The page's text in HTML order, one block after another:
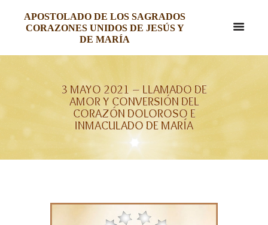
APOSTOLADO DE LOS SAGRADOS
CORAZONES UNIDOS DE JESÚS Y
DE MARÍA
3 MAYO 2021 – LLAMADO DE
AMOR Y CONVERSIÓN DEL
CORAZÓN DOLOROSO E
INMACULADO DE MARÍA